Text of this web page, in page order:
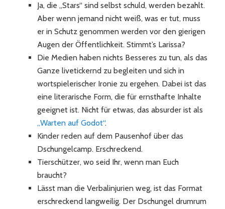
Ja, die „Stars“ sind selbst schuld, werden bezahlt.
Aber wenn jemand nicht weiß, was er tut, muss
er in Schutz genommen werden vor den gierigen
Augen der Öffentlichkeit. Stimmt’s Larissa?
Die Medien haben nichts Besseres zu tun, als das
Ganze livetickernd zu begleiten und sich in
wortspielerischer Ironie zu ergehen. Dabei ist das
eine literarische Form, die für ernsthafte Inhalte
geeignet ist. Nicht für etwas, das absurder ist als
„Warten auf Godot“.
Kinder reden auf dem Pausenhof über das
Dschungelcamp. Erschreckend.
Tierschützer, wo seid Ihr, wenn man Euch
braucht?
Lässt man die Verbalinjurien weg, ist das Format
erschreckend langweilig. Der Dschungel drumrum